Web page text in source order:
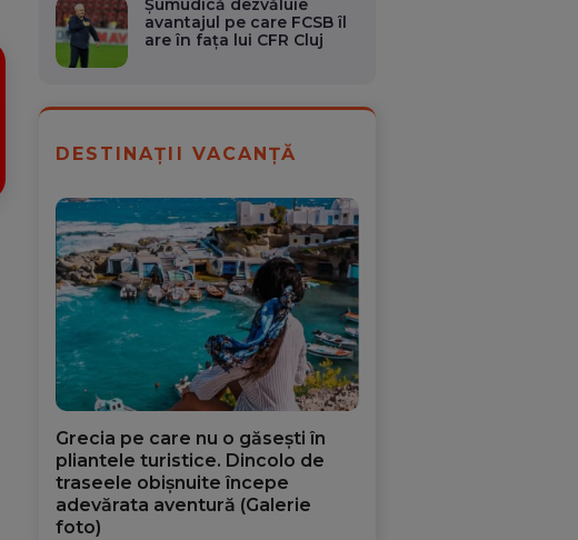
avantajul pe care FCSB îl
are în fața lui CFR Cluj
DESTINAȚII VACANȚĂ
Grecia pe care nu o găsești în
pliantele turistice. Dincolo de
traseele obișnuite începe
adevărata aventură (Galerie
foto)